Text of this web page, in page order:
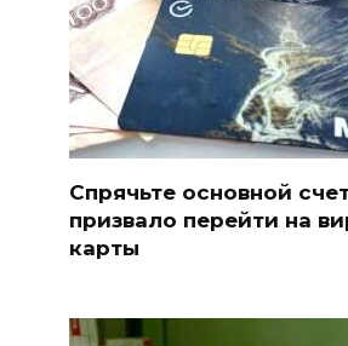
Спрячьте основной
призвало перейти на
карты